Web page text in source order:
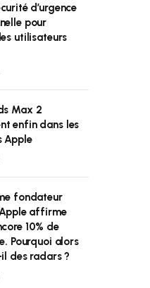
d’urgence
pour
utilisateurs
Max 2
enfin dans les
Apple
fondateur
affirme
10% de
Pourquoi alors
des radars ?